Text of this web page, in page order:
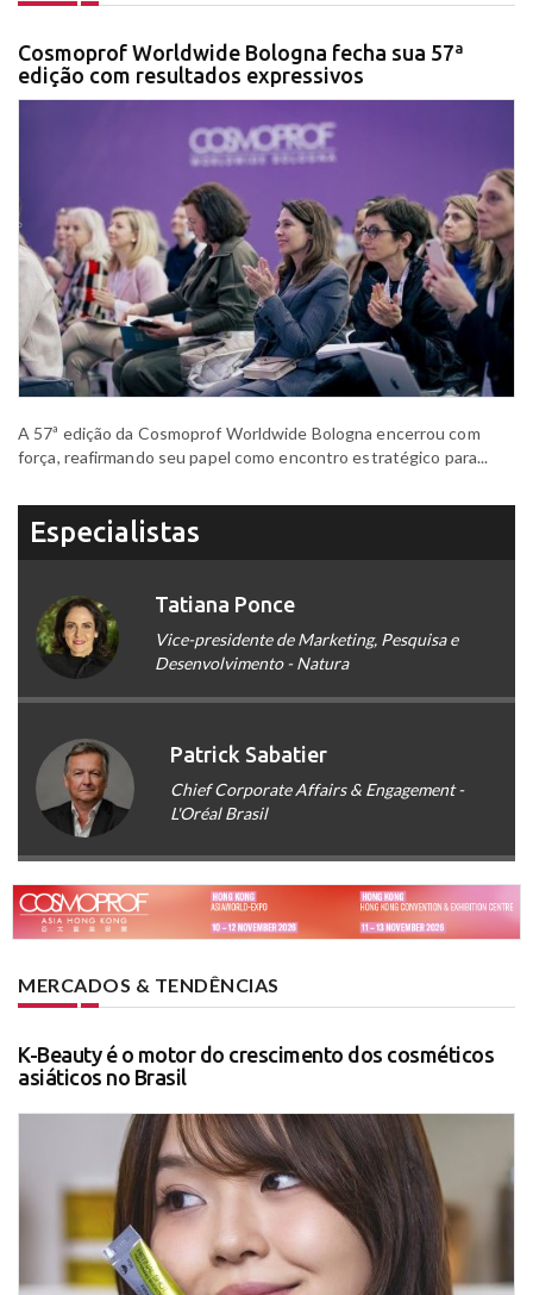
Cosmoprof Worldwide Bologna fecha sua 57ª
edição com resultados expressivos
A 57ª edição da Cosmoprof Worldwide Bologna encerrou com
força, reafirmando seu papel como encontro estratégico para...
Especialistas
Tatiana Ponce
Vice-presidente de Marketing, Pesquisa e
Desenvolvimento - Natura
Patrick Sabatier
Chief Corporate Affairs & Engagement -
L'Oréal Brasil
MERCADOS & TENDÊNCIAS
K-Beauty é o motor do crescimento dos cosméticos
asiáticos no Brasil